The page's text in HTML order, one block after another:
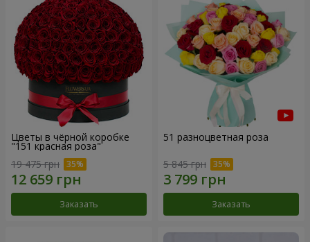
Цветы в чёрной коробке
"151 красная роза"
19 475 грн
Заказать
51 разноцветная роза
5 845 грн
Заказать